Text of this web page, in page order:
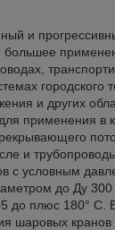
и
городского
и других
применения в
и
с условным
до Ду 300
до плюс 180° С.
шаровых кранов